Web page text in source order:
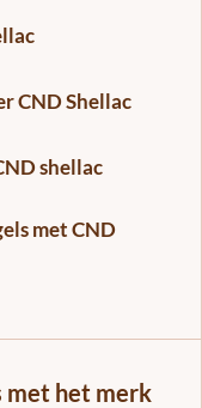
CND Shellac
shellac
met CND
met het merk